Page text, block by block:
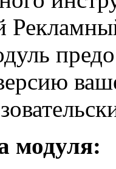
модуля: